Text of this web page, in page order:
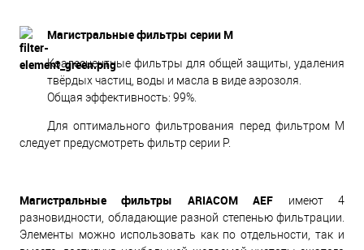
Магистральные фильтры серии M
Коалесцентные фильтры для общей защиты, удаления
твёрдых частиц, воды и масла в виде аэрозоля.
Общая эффективность: 99%.
Для оптимального фильтрования перед фильтром M
следует предусмотреть фильтр серии P.
Магистральные фильтры ARIACOM AEF имеют 4
разновидности, обладающие разной степенью фильтрации.
Элементы можно использовать как по отдельности, так и